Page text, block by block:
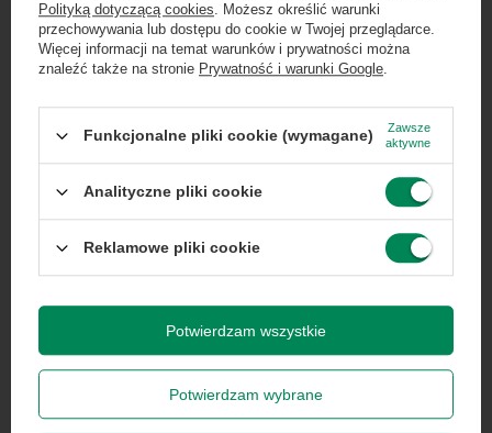
Taktowanie
maksymalne
procesora
4.2
Wielkość
pamięci RAM
8 GB
Pamięć
procesora
8
Liczba wątków
8
Zgarnij jako pierwszy informacje o zniżkach i
rabatach w naszym sklepie!
...lub zadzwoń od razu, aby odebrać
przy zamówieniu telefonicznym
50 zł rabatu!
Rabat 50 zł przy zamówieniach powyżej 300 zł. Oferta
obejmuje zamówień hurtowych.
na potrzeby newslettera. Więcej wpolityce
Polityką dotyczącą cookies. Możesz określić warunki
przechowywania lub dostępu do cookie w Twojej przeglądarce.
Więcej informacji na temat warunków i prywatności można
znaleźć także na stronie Prywatność i warunki Google.
Funkcjonalne pliki cookie (wymagane)
Zawsze
aktywne
Analityczne pliki cookie
Reklamowe pliki cookie
Potwierdzam wybrane
Potwierdzam wszystkie